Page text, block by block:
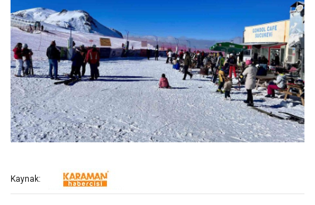
Kaynak: